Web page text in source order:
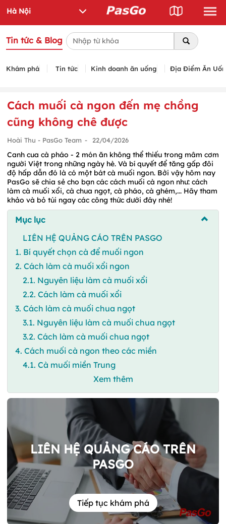
Tin tức & Blog
Khám phá Tin tức Kinh doanh ăn uống Địa Điểm Ăn
Cách muối cà ngon đến mẹ chồng
cũng không chê được
Hoài Thu - PasGo Team - 22/04/2026
Canh cua cà pháo - 2 món ăn không thể thiếu trong mâm cơm
người Việt trong những ngày hè. Và bí quyết để tăng gấp đôi
độ hấp dẫn đó là có một bát cà muối ngon. Bởi vậy hôm nay
PasGo sẽ chia sẻ cho bạn các cách muối cà ngon như: cách
làm cà muối xổi, cà chua ngọt, cà pháo, cà ghém,... Hãy tham
khảo và bỏ túi ngay các công thức dưới đây nhé!
Mục lục
LIÊN HỆ QUẢNG CÁO TRÊN PASGO
1. Bí quyết chọn cà để muối ngon
2. Cách làm cà muối xổi ngon
2.1. Nguyên liệu làm cà muối xổi
2.2. Cách làm cà muối xổi
3. Cách làm cà muối chua ngọt
3.1. Nguyên liệu làm cà muối chua ngọt
3.2. Cách làm cà muối chua ngọt
4. Cách muối cà ngon theo các miền
4.1. Cà muối miền Trung
Xem thêm
LIÊN HỆ QUẢNG CÁO TRÊN
PASGO
Tiếp tục khám phá